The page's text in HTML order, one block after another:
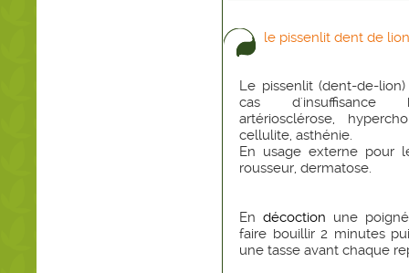
le pissenlit dent de lion
Le pissenlit (dent-de-
cas d'insuffisance
artériosclérose,
cellulite, asthénie.
En usage externe pour
rousseur, dermatose.
Endécoction une
faire bouillir 2 minutes
une tasse avant chaque